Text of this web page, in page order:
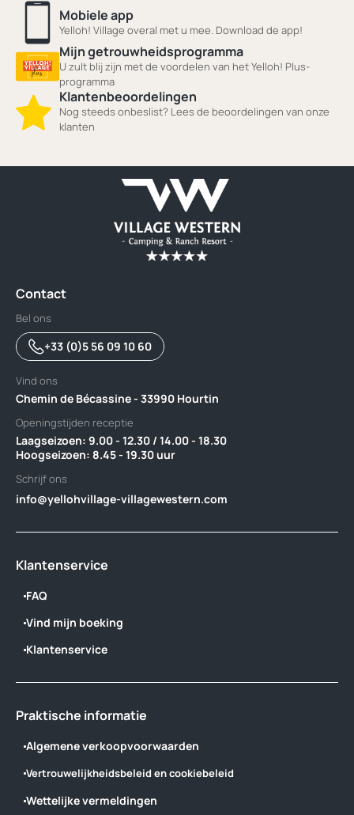
Mobiele app
Yelloh! Village overal met u mee. Download de app!
Mijn getrouwheidsprogramma
U zult blij zijn met de voordelen van het Yelloh! Plus-
programma
Klantenbeoordelingen
Nog steeds onbeslist? Lees de beoordelingen van onze
klanten
Contact
Bel ons
+33 (0)5 56 09 10 60
Vind ons
Chemin de Bécassine - 33990 Hourtin
Openingstijden receptie
Laagseizoen: 9.00 - 12.30 / 14.00 - 18.30 ‎ ‎ ‎ ‎ ‎ ‎ ‎ ‎ ‎ ‎ ‎ ‎ ‎ ‎ ‎ ‎ ‎ ‎ ‎ ‎ ‎ ‎ ‎ ‎ ‎ ‎ ‎ ‎ ‎ ‎ ‎ ‎ ‎ ‎ ‎ ‎ ‎ ‎ ‎ ‎ ‎ ‎ ‎ ‎ ‎ ‎
‎Hoogseizoen: 8.45 - 19.30 uur
Schrijf ons
info@yellohvillage-villagewestern.com
Klantenservice
FAQ
Vind mijn boeking
Klantenservice
Praktische informatie
Algemene verkoopvoorwaarden
Vertrouwelijkheidsbeleid en cookiebeleid
Wettelijke vermeldingen